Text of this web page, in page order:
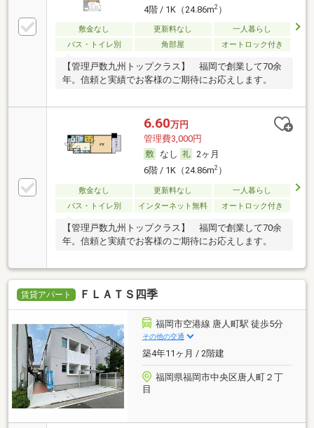
4階 / 1K（24.86m2）
敷金なし 更新料なし
一人暮らし
バス・トイレ別
角部屋 オートロック付き
【管理戸数九州トップクラス】 福岡で創業して70余
年。信頼と実績でお客様のご期待にお応えします。
6.60万円
管理費3,000円
なし
2ヶ月
6階 / 1K（24.86m2）
敷金なし 更新料なし
一人暮らし
バス・トイレ別
インターネット無料 オートロック付き
【管理戸数九州トップクラス】 福岡で創業して70余
年。信頼と実績でお客様のご期待にお応えします。
賃貸アパート ＦＬＡＴＳ四季
福岡市空港線 唐人町駅 徒歩5分
その他の交通
築4年11ヶ月 / 2階建
福岡県福岡市中央区唐人町２丁
目